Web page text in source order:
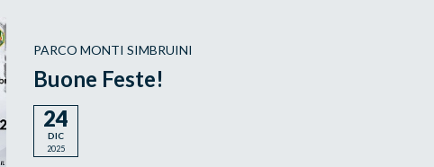
PARCO MONTI SIMBRUINI
Buone Feste!
24
DIC
2025